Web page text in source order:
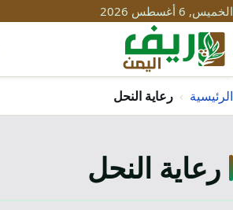
الخميس, 6 أغسطس 2026
الرئيسية › رعاية النحل
رعاية النحل